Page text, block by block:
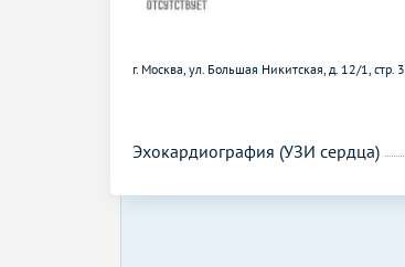
г. Москва, ул. Большая Никитская, д. 12/1, стр. 3,
Эхокардиография (УЗИ сердца)